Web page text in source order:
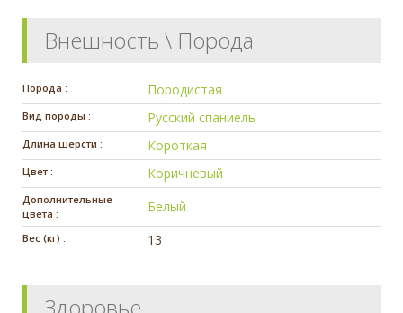
Внешность \ Порода
Порода : Породистая
Вид породы : Русский спаниель
Длина шерсти : Короткая
Цвет : Коричневый
Дополнительные
цвета :
Белый
Вес (кг) : 13
Здоровье